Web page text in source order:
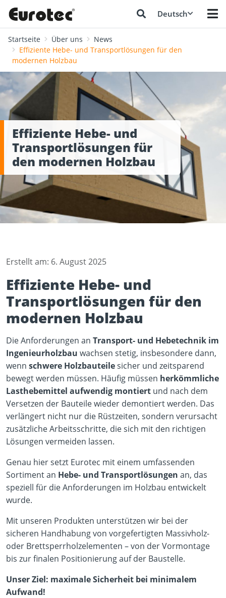
Deutsch
Startseite Über uns
News
Effiziente Hebe- und Transportlösungen für den
modernen Holzbau
Effiziente Hebe- und
Transportlösungen für
den modernen Holzbau
Erstellt am: 6. August 2025
Effiziente Hebe- und
Transportlösungen für den
modernen Holzbau
Die Anforderungen an Transport- und Hebetechnik im
Ingenieurholzbau wachsen stetig, insbesondere dann,
wenn schwere Holzbauteilesicher und zeitsparend
bewegt werden müssen. Häufig müssen herkömmliche
Lasthebemittel aufwendig montiert und nach dem
Versetzen der Bauteile wieder demontiert werden. Das
verlängert nicht nur die Rüstzeiten, sondern verursacht
zusätzliche Arbeitsschritte, die sich mit den richtigen
Lösungen vermeiden lassen.
Genau hier setzt Eurotec mit einem umfassenden
Sortiment an Hebe- und Transportlösungen an, das
speziell für die Anforderungen im Holzbau entwickelt
wurde.
Mit unseren Produkten unterstützen wir bei der
sicheren Handhabung von vorgefertigten Massivholz-
oder Brettsperrholzelementen – von der Vormontage
bis zur finalen Positionierung auf der Baustelle.
Unser Ziel: maximale Sicherheit bei minimalem
Aufwand!